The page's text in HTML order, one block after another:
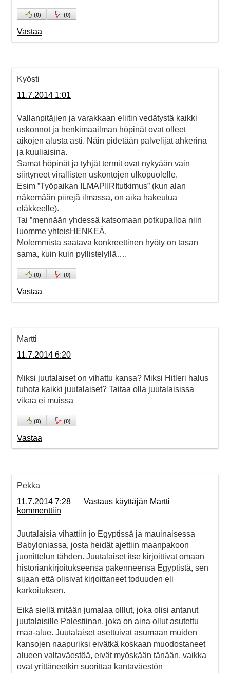
(0) (0)
Vastaa
Kyösti
11.7.2014 1:01
Vallanpitäjien ja varakkaan eliitin vedätystä kaikki
uskonnot ja henkimaailman höpinät ovat olleet
aikojen alusta asti. Näin pidetään palvelijat ahkerina
ja kuuliaisina.
Samat höpinät ja tyhjät termit ovat nykyään vain
siirtyneet virallisten uskontojen ulkopuolelle.
Esim ”Työpaikan ILMAPIIRItutkimus” (kun alan
näkemään piirejä ilmassa, on aika hakeutua
eläkkeelle).
Tai ”mennään yhdessä katsomaan potkupalloa niin
luomme yhteisHENKEÄ.
Molemmista saatava konkreettinen hyöty on tasan
sama, kuin kuin pyllistelyllä….
(0) (0)
Vastaa
Martti
11.7.2014 6:20
Miksi juutalaiset on vihattu kansa? Miksi Hitleri halus
tuhota kaikki juutalaiset? Taitaa olla juutalaisissa
vikaa ei muissa
(0) (0)
Vastaa
Pekka
11.7.2014 7:28
Vastaus käyttäjän Martti
kommenttiin
Juutalaisia vihattiin jo Egyptissä ja mauinaisessa
Babyloniassa, josta heidät ajettiin maanpakoon
juonittelun tähden. Juutalaiset itse kirjoittivat omaan
historiankirjoitukseensa pakenneensa Egyptistä, sen
sijaan että olisivat kirjoittaneet toduuden eli
karkoituksen.
Eikä siellä mitään jumalaa olllut, joka olisi antanut
juutalaisille Palestiinan, joka on aina ollut asutettu
maa-alue. Juutalaiset asettuivat asumaan muiden
kansojen naapuriksi eivätkä koskaan muodostaneet
alueen valtaväestöä, eivät myöskään tänään, vaikka
ovat yrittäneetkin suorittaa kantaväestön